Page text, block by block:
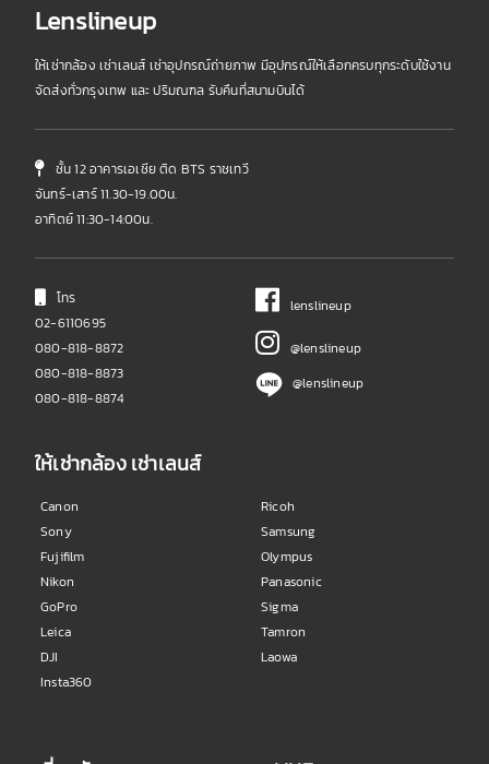
Lenslineup
ให้เช่ากล้อง เช่าเลนส์ เช่าอุปกรณ์ถ่ายภาพ มีอุปกรณ์ให้เลือกครบทุกระดับใช้งาน
จัดส่งทั่วกรุงเทพ และ ปริมณฑล รับคืนที่สนามบินได้
ชั้น 12 อาคารเอเชีย ติด BTS ราชเทวี
จันทร์-เสาร์ 11.30-19.00น.
อาทิตย์ 11:30-14:00น.
โทร
02-6110695
080-818-8872
080-818-8873
080-818-8874
lenslineup
@lenslineup
@lenslineup
ให้เช่ากล้อง เช่าเลนส์
Canon
Sony
Fujifilm
Nikon
GoPro
Leica
DJI
Insta360
Ricoh
Samsung
Olympus
Panasonic
Sigma
Tamron
Laowa